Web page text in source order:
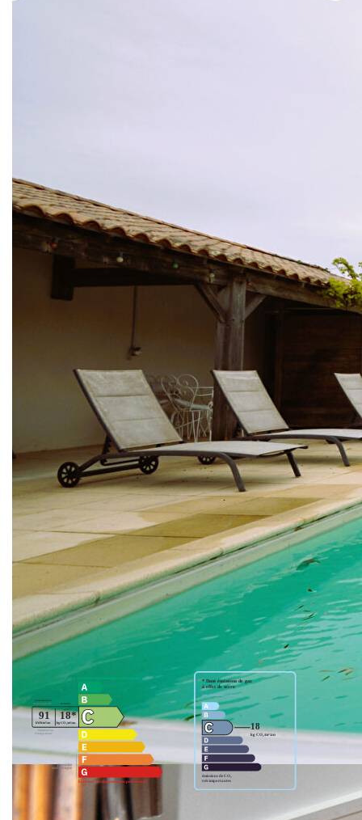
Description
Réf : 34
Cette maison familiale de 270m² bâtie sur un terrain clos de
1414m² saura ravir les plus exigeants d'entre vous.
Composée au rez de chaussée d'un séjour cathédral avec
sa cheminée centrale, ouvert sur la salle à manger en
accès direct avec la cuisine entièrement équipée. Vous
que la suite parentale de 30m² . Un espace bureau-lecture,
un wc de réception et une buanderie complètent ce niveau.
L'étage quant à lui est dédié à 2 chambres donnant sur une
terrasse, une salle d'eau et un espace bureau-salle de jeux.
En extérieur vous profiterez de la piscine chauffée de 5X11,
d'un garage de 30m² ainsi qu'un préau pouvant abriter 2
voitures. Cette maison de 2007 est en très bon état et vous
n'aurez qu'à y poser vos valises.
** €995 000 honoraires inclus| hors honoraires |Honoraires : 2.58%
TTC à la charge de l'acquéreur
Nos honoraires Nous contacter
Diagnostics énergétiques
Montant estimé des dépenses annuelles d'énergie pour un